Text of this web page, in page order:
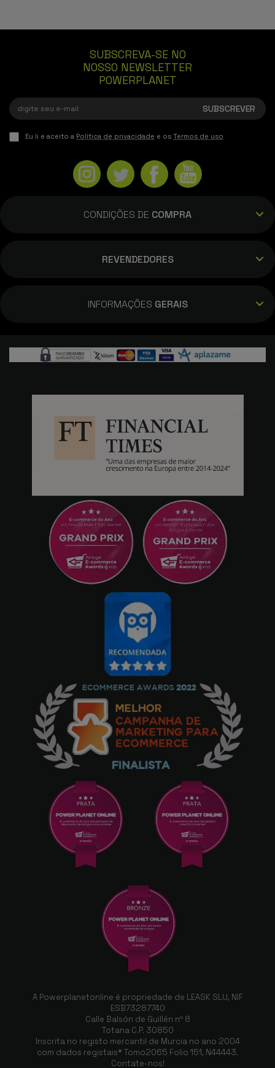
SUBSCREVA-SE NO
NOSSO NEWSLETTER
POWERPLANET
Eu li e aceito a Política de privacidade e os Termos de uso
CONDIÇÕES DE COMPRA
REVENDEDORES
INFORMAÇÕES GERAIS
A Powerplanetonline é propriedade de LEASK SLU, NIF
ESB73287740
Calle Balsón de Guillén nº 8
Totana C.P. 30850
Inscrita no registo mercantil de Murcia no ano 2004
com dados registais* Tomo2065 Folio 151, N44443.
Contate-nos!